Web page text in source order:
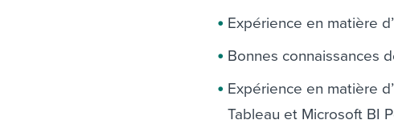
Expérience en matière
Bonnes connaissances
Expérience en matière
Tableau et Microsoft BI